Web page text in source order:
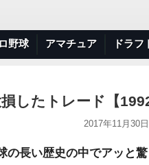
野球 アマチュア ドラフ
したトレード【
2017年11月30
の長い歴史の中でアッと